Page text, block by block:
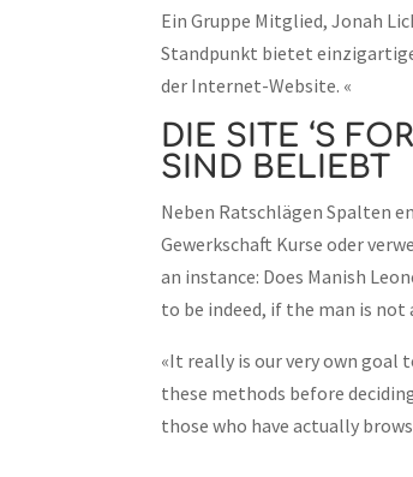
Ein Gruppe Mitglied, Jonah
Standpunkt bietet
der Internet-Website. «
DIE SITE ‘S
SIND BELIEBT
Neben Ratschlägen Spalten
Gewerkschaft Kurse oder
an instance: Does Manish
to be indeed, if the man is not
«It really is our very own goal
these methods before
those who have actually